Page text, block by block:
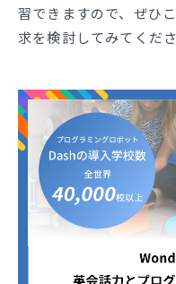
習できますので、ぜひ
求を検討してみてくださ